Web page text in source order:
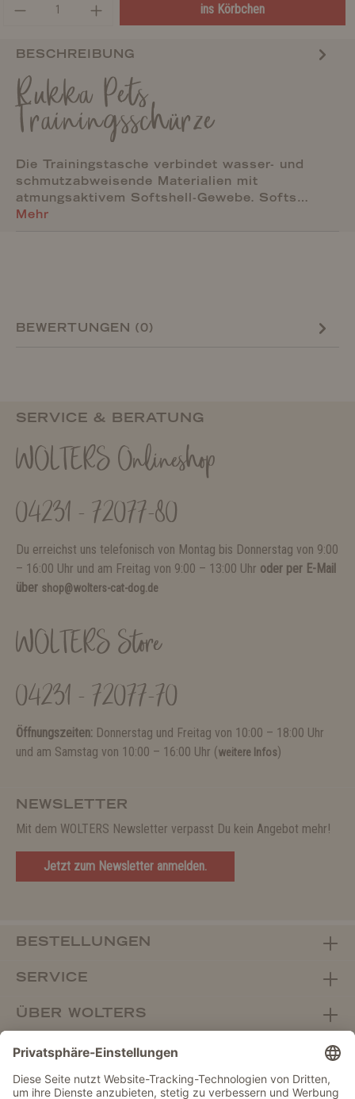
ins Körbchen
BESCHREIBUNG
Rukka Pets
Trainingsschürze
Die Trainingstasche verbindet wasser- und
schmutzabweisende Materialien mit
atmungsaktivem Softshell-Gewebe. Softs…
Mehr
BEWERTUNGEN (0)
SERVICE & BERATUNG
WOLTERS Onlineshop
04231 - 72077-80
Du erreichst uns telefonisch von Montag bis Donnerstag von 9:00
– 16:00 Uhr und am Freitag von 9:00 – 13:00 Uhr oder per E-Mail
über shop@wolters-cat-dog.de
WOLTERS Store
04231 - 72077-70
Öffnungszeiten: Donnerstag und Freitag von 10:00 – 18:00 Uhr
und am Samstag von 10:00 – 16:00 Uhr (weitere Infos)
NEWSLETTER
Mit dem WOLTERS Newsletter verpasst Du kein Angebot mehr!
Jetzt zum Newsletter anmelden.
BESTELLUNGEN
SERVICE
ÜBER WOLTERS
FACHHANDEL
Vertrag widerrufen